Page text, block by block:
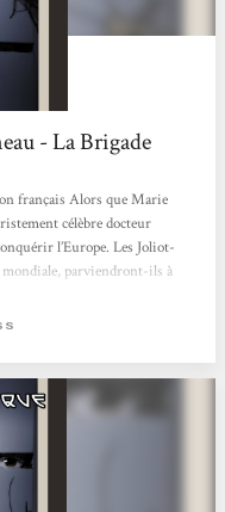
- La Brigade
français Alors que Marie
célèbre docteur
l’Europe. Les Joliot-
mondiale, parviendront-ils à
surpris à constater à quel